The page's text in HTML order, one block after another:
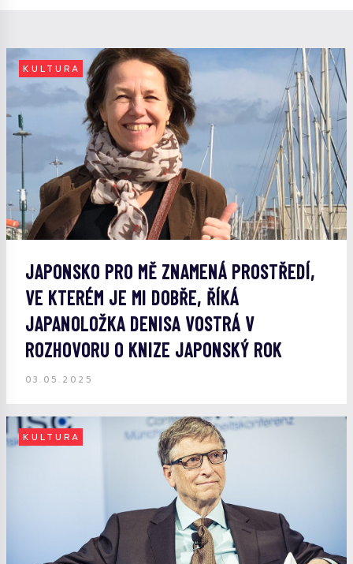
KULTURA
JAPONSKO PRO MĚ ZNAMENÁ PROSTŘEDÍ,
VE KTERÉM JE MI DOBŘE, ŘÍKÁ
JAPANOLOŽKA DENISA VOSTRÁ V
ROZHOVORU O KNIZE JAPONSKÝ ROK
03.05.2025
KULTURA